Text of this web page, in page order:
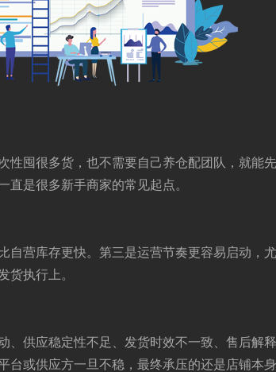
囤很多货，也不需要自己养仓配团队，就能
是很多新手商家的常见起点。
营库存更快。第三是运营节奏更容易启动，
货执行上。
供应稳定性不足、发货时效不一致、售后解
或供应方一旦不稳，最终承压的还是店铺本身